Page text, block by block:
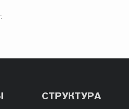
СТРУКТУРА